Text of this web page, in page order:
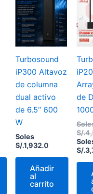
Turbosound
iP300 Altavoz
de columna
dual activo
de 6.5″ 600
W
Soles
S/.1,932.0
Añadir
al
carrito
de
S/.
S/.